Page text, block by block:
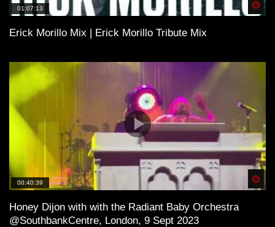
01:07:13
Erick Morillo Mix | Erick Morillo Tribute Mix
00:40:39
Honey Dijon with with the Radiant Baby Orchestra
@SouthbankCentre, London, 9 Sept 2023